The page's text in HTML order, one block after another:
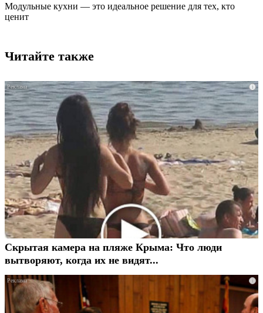
Модульные кухни — это идеальное решение для тех, кто
ценит
Читайте также
i
Скрытая камера на пляже Крыма: Что люди
вытворяют, когда их не видят...
i